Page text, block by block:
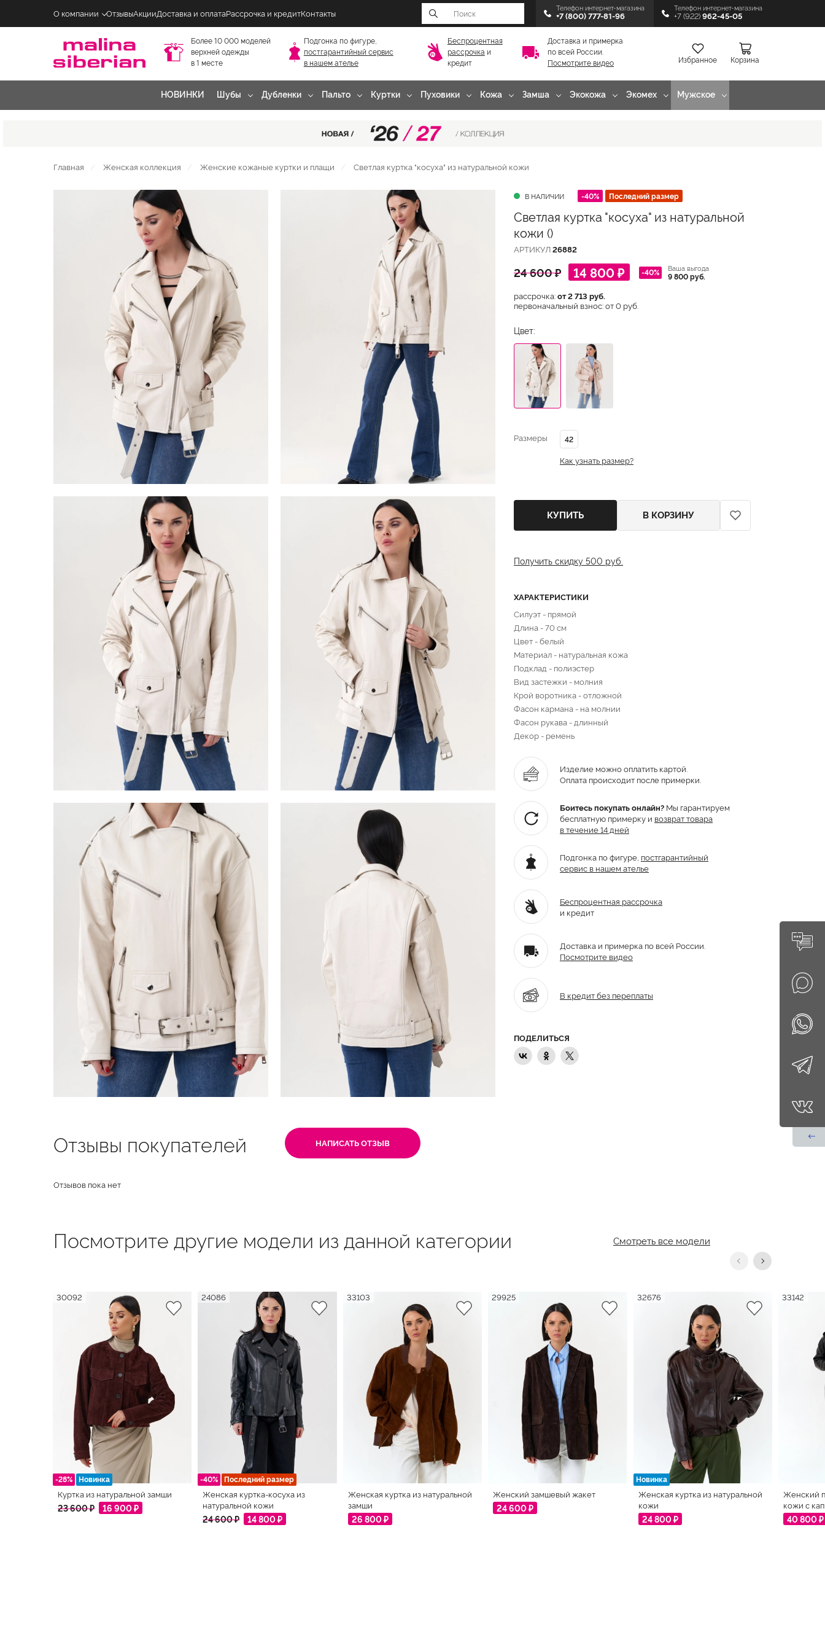
О компании ОтзывыАкцииДоставка и оплатаРассрочка и кредитКонтакты
Телефон интернет-магазина
+7 (800) 777-81-96
Телефон интернет-магазина
+7 (922) 962-45-05
Более 10 000 моделей
верхней одежды
в 1 месте
Подгонка по фигуре,
постгарантийный сервис
в нашем ателье
Беспроцентная
рассрочка и
кредит
Доставка и примерка
по всей России.
Посмотрите видео
Избранное Корзина
НОВИНКИ Шубы Дубленки Пальто Куртки Пуховики Кожа Замша Экокожа Экомех Мужское
Главная Женская коллекция Женские кожаные куртки и плащи Светлая куртка "косуха" из натуральной кожи
В НАЛИЧИИ -40% Последний размер
Светлая куртка "косуха" из натуральной
кожи ()
АРТИКУЛ26882
24 600 ₽ 14 800 ₽ -40% Ваша выгода
9 800 руб.
рассрочка:от 2 713 руб.
первоначальный взнос: от 0 руб.
Цвет:
Размеры 42
Как узнать размер?
КУПИТЬ В КОРЗИНУ
Получить скидку 500 руб.
ХАРАКТЕРИСТИКИ
Силуэт - прямой
Длина - 70 см
Цвет - белый
Материал - натуральная кожа
Подклад - полиэстер
Вид застежки - молния
Крой воротника - отложной
Фасон кармана - на молнии
Фасон рукава - длинный
Декор - ремень
Изделие можно оплатить картой.
Оплата происходит после примерки.
Боитесь покупать онлайн? Мы гарантируем
бесплатную примерку и возврат товара
в течение 14 дней
Подгонка по фигуре, постгарантийный
сервис в нашем ателье
Беспроцентная рассрочка
и кредит
Доставка и примерка по всей России.
Посмотрите видео
В кредит без переплаты
ПОДЕЛИТЬСЯ
Отзывы покупателей НАПИСАТЬ ОТЗЫВ
Отзывов пока нет
Посмотрите другие модели из данной категории Смотреть все модели
-28% Новинка
30092
Куртка из натуральной замши
23 600 ₽ 16 900 ₽
-40% Последний размер
24086
Женская куртка-косуха из
натуральной кожи
24 600 ₽ 14 800 ₽
33103
Женская куртка из натуральной
замши
26 800 ₽
29925
Женский замшевый жакет
24 600 ₽
Новинка
32676
Женская куртка из натуральной
кожи
24 800 ₽
33142
Женский
кожи с
40 800 ₽